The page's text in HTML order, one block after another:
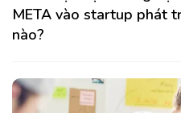
META vào startup phát
nào?